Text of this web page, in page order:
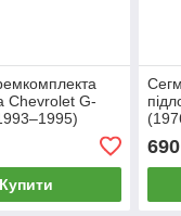
Chevrolet G-
Купити
690